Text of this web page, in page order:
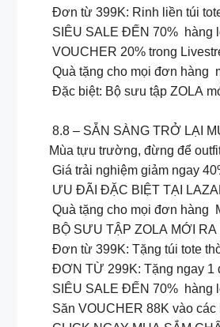
Đơn từ 399K: Rinh liền túi
SIÊU SALE ĐẾN 70% hàng
VOUCHER 20% trong
Quà tặng cho mọi đơn hàng
Đặc biệt: Bộ sưu tập ZOLA
8.8 – SẴN SÀNG TRỞ LẠI
Mùa tựu trường, đừng để
Giá trải nghiệm giảm ngay
ƯU ĐÃI ĐẶC BIỆT TẠI
Quà tặng cho mọi đơn hàng
BỘ SƯU TẬP ZOLA MỚI RA
Đơn từ 399K: Tặng túi tote
ĐƠN TỪ 299K: Tặng ngay 1
SIÊU SALE ĐẾN 70% hàng
Săn VOUCHER 88K vào